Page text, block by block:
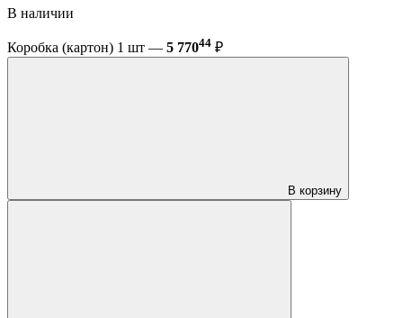
В наличии
Коробка (картон) 1 шт — 5 77044 ₽
В корзину